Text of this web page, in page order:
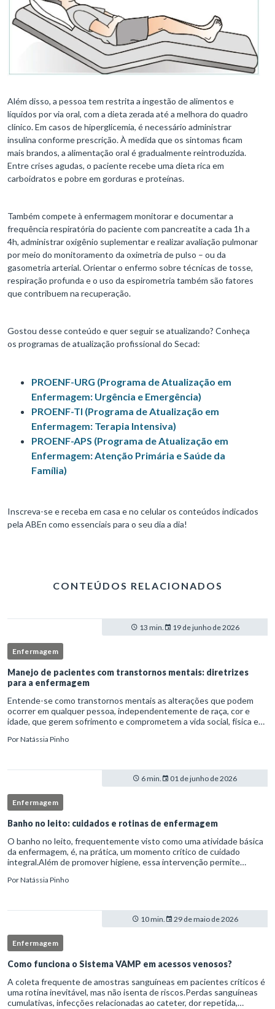
Além disso, a pessoa tem restrita a ingestão de alimentos e
líquidos por via oral, com a dieta zerada até a melhora do quadro
clínico. Em casos de hiperglicemia, é necessário administrar
insulina conforme prescrição. À medida que os sintomas ficam
mais brandos, a alimentação oral é gradualmente reintroduzida.
Entre crises agudas, o paciente recebe uma dieta rica em
carboidratos e pobre em gorduras e proteínas.
Também compete à enfermagem monitorar e documentar a
frequência respiratória do paciente com pancreatite a cada 1h a
4h, administrar oxigênio suplementar e realizar avaliação pulmonar
por meio do monitoramento da oximetria de pulso – ou da
gasometria arterial. Orientar o enfermo sobre técnicas de tosse,
respiração profunda e o uso da espirometria também são fatores
que contribuem na recuperação.
Gostou desse conteúdo e quer seguir se atualizando? Conheça
os programas de atualização profissional do Secad:
PROENF-URG (Programa de Atualização em
Enfermagem: Urgência e Emergência)
PROENF-TI (Programa de Atualização em
Enfermagem: Terapia Intensiva)
PROENF-APS (Programa de Atualização em
Enfermagem: Atenção Primária e Saúde da
Família)
Inscreva-se e receba em casa e no celular os conteúdos indicados
pela ABEn como essenciais para o seu dia a dia!
CONTEÚDOS RELACIONADOS
13 min. 19 de junho de 2026
Enfermagem
Manejo de pacientes com transtornos mentais: diretrizes
para a enfermagem
Entende-se como transtornos mentais as alterações que podem
ocorrer em qualquer pessoa, independentemente de raça, cor e
idade, que gerem sofrimento e comprometem a vida social, física e
PorNatássia Pinho
6 min. 01 de junho de 2026
Enfermagem
Banho no leito: cuidados e rotinas de enfermagem
O banho no leito, frequentemente visto como uma atividade básica
da enfermagem, é, na prática, um momento crítico de cuidado
integral.Além de promover higiene, essa intervenção permite
PorNatássia Pinho
10 min. 29 de maio de 2026
Enfermagem
Como funciona o Sistema VAMP em acessos venosos?
A coleta frequente de amostras sanguíneas em pacientes críticos é
uma rotina inevitável, mas não isenta de riscos.Perdas sanguíneas
cumulativas, infecções relacionadas ao cateter, dor repetida,